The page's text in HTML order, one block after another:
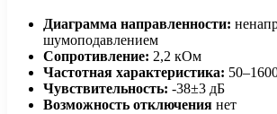
Диаграмма направленности:
шумоподавлением
Сопротивление: 2,2 кОм
Частотная характеристика:
Чувствительность: -38±3 дБ
Возможность отключения нет